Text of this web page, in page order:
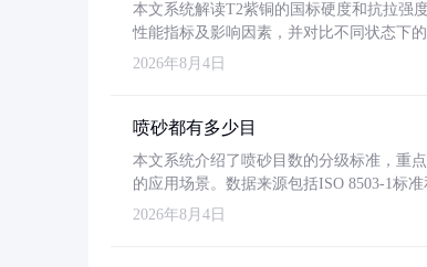
本文系统解读T2紫铜的国标硬度和抗拉强
性能指标及影响因素，并对比不同状态下
2026年8月4日
喷砂都有多少目
本文系统介绍了喷砂目数的分级标准，重
的应用场景。数据来源包括ISO 8503-1标
2026年8月4日